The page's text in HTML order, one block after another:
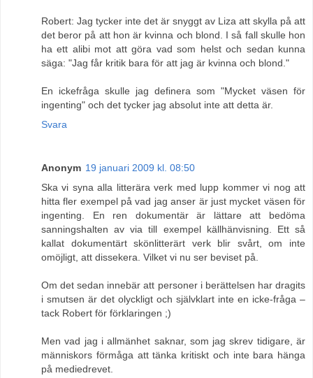
Robert: Jag tycker inte det är snyggt av Liza att skylla på att
det beror på att hon är kvinna och blond. I så fall skulle hon
ha ett alibi mot att göra vad som helst och sedan kunna
säga: "Jag får kritik bara för att jag är kvinna och blond."
En ickefråga skulle jag definera som "Mycket väsen för
ingenting" och det tycker jag absolut inte att detta är.
Svara
Anonym 19 januari 2009 kl. 08:50
Ska vi syna alla litterära verk med lupp kommer vi nog att
hitta fler exempel på vad jag anser är just mycket väsen för
ingenting. En ren dokumentär är lättare att bedöma
sanningshalten av via till exempel källhänvisning. Ett så
kallat dokumentärt skönlitterärt verk blir svårt, om inte
omöjligt, att dissekera. Vilket vi nu ser beviset på.
Om det sedan innebär att personer i berättelsen har dragits
i smutsen är det olyckligt och självklart inte en icke-fråga –
tack Robert för förklaringen ;)
Men vad jag i allmänhet saknar, som jag skrev tidigare, är
människors förmåga att tänka kritiskt och inte bara hänga
på mediedrevet.